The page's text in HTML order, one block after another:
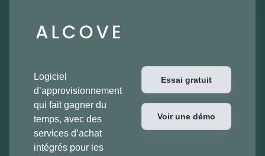
Logiciel
d’approvisionnement
qui fait gagner du
temps, avec des
services d’achat
intégrés pour les
Essai gratuit
Voir une démo